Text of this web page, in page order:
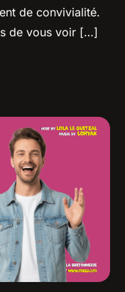
de convivialité.
de vous voir […]